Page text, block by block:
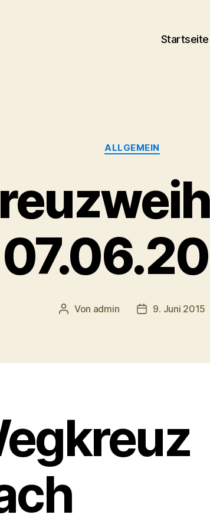
Startseite
Kategorien
ALLGEMEIN
Beitragsautor
Von admin 9. Juni 2015